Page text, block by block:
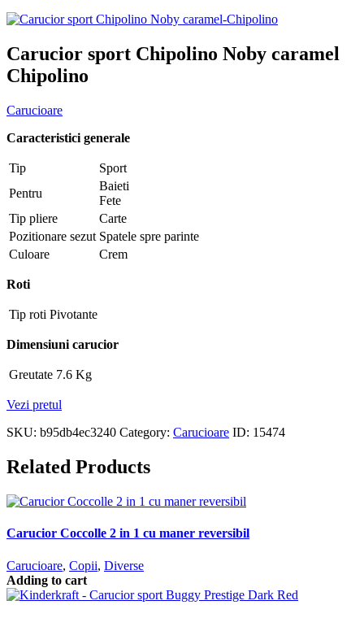
Carucior sport Chipolino Noby caramel
Chipolino
Carucioare
Caracteristici generale
Tip
Sport
Pentru
Baieti
Fete
Tip pliere
Carte
Pozitionare sezut Spatele spre parinte
Culoare
Crem
Roti
Tip roti Pivotante
Dimensiuni carucior
Greutate 7.6 Kg
Vezi pretul
SKU: b95db4ec3240 Category: Carucioare ID: 15474
Related Products
Carucior Coccolle 2 in 1 cu maner reversibil
Carucioare, Copii, Diverse
Adding to cart